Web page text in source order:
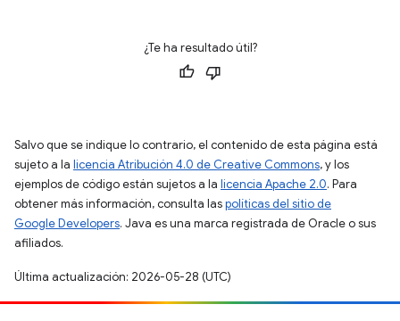
¿Te ha resultado útil?
Salvo que se indique lo contrario, el contenido de esta página está
sujeto a la licencia Atribución 4.0 de Creative Commons, y los
ejemplos de código están sujetos a la licencia Apache 2.0. Para
obtener más información, consulta laspolíticas del sitio de
Google Developers. Java es una marca registrada de Oracle o sus
afiliados.
Última actualización: 2026-05-28 (UTC)